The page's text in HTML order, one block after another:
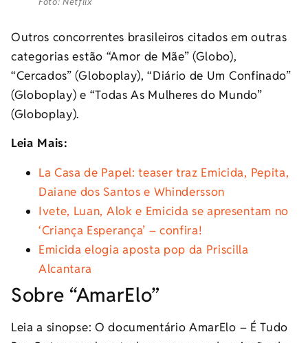
Outros concorrentes brasileiros citados em outras
categorias estão “Amor de Mãe” (Globo),
“Cercados” (Globoplay), “Diário de Um Confinado”
(Globoplay) e “Todas As Mulheres do Mundo”
(Globoplay).
Leia Mais:
La Casa de Papel: teaser traz Emicida, Pepita,
Daiane dos Santos e Whindersson
Ivete, Luan, Alok e Emicida se apresentam no
‘Criança Esperança’ – confira!
Emicida elogia aposta pop da Priscilla
Alcantara
Sobre “AmarElo”
Leia a sinopse: O documentário AmarElo – É Tudo